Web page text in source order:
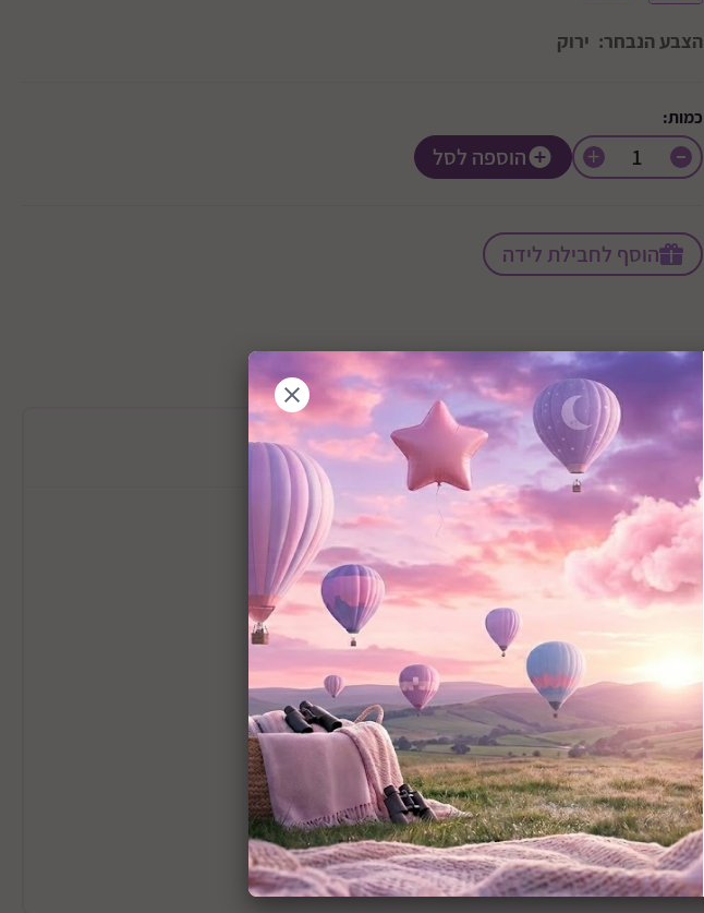
הצבע הנבחר: ירוק
כמות:
+ הוספה לסל
הוסף לחבילת לידה
מידע כללי
פסנתר מוזיקלי עם מנגינות ואורות
מעודד תנועה וקואורדינציה
קל לניקוי – שמירה על היגיינה